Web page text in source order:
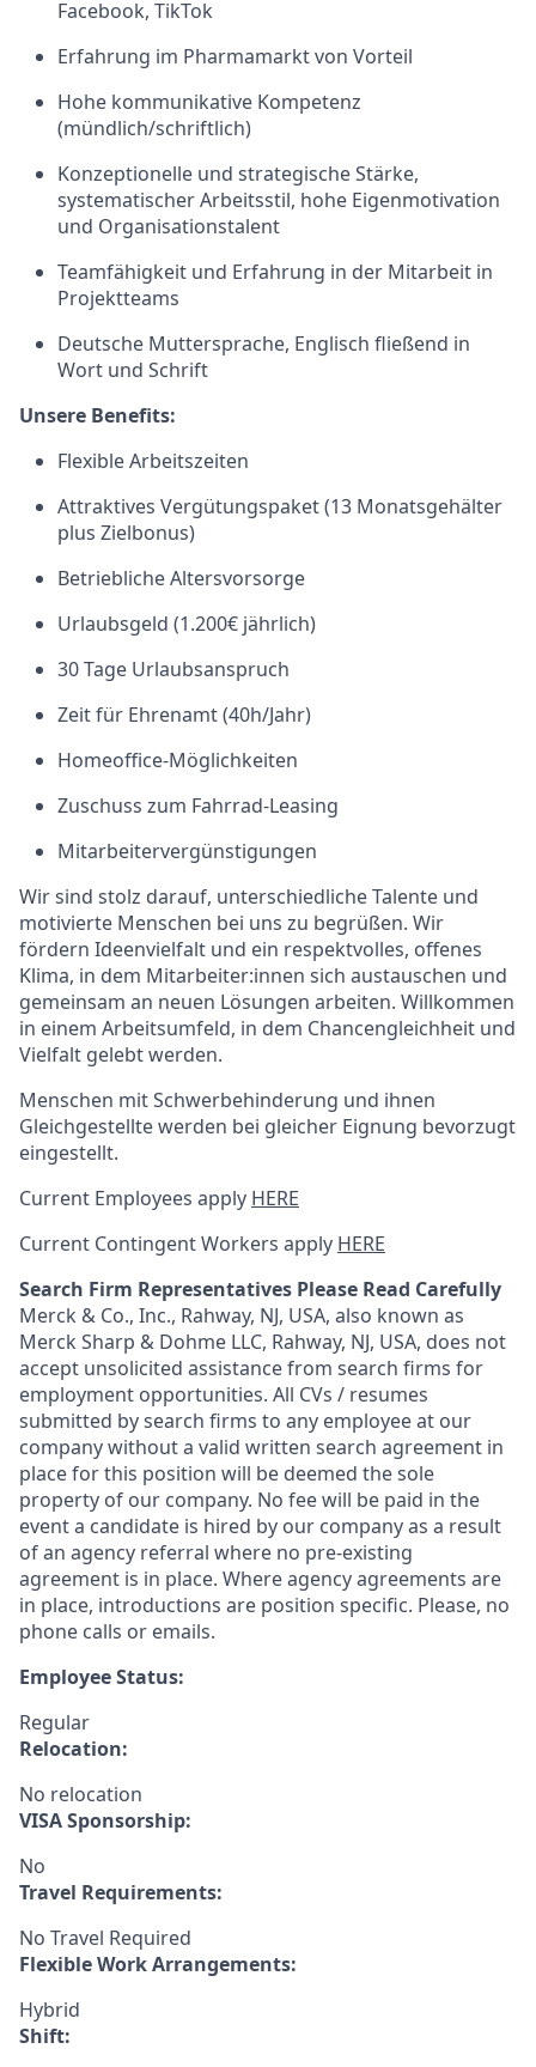
Facebook, TikTok
Erfahrung im Pharmamarkt von Vorteil
Hohe kommunikative Kompetenz
(mündlich/schriftlich)
Konzeptionelle und strategische Stärke,
systematischer Arbeitsstil, hohe Eigenmotivation
und Organisationstalent
Teamfähigkeit und Erfahrung in der Mitarbeit in
Projektteams
Deutsche Muttersprache, Englisch fließend in
Wort und Schrift
Unsere Benefits:
Flexible Arbeitszeiten
Attraktives Vergütungspaket (13 Monatsgehälter
plus Zielbonus)
Betriebliche Altersvorsorge
Urlaubsgeld (1.200€ jährlich)
30 Tage Urlaubsanspruch
Zeit für Ehrenamt (40h/Jahr)
Homeoffice-Möglichkeiten
Zuschuss zum Fahrrad-Leasing
Mitarbeitervergünstigungen
Wir sind stolz darauf, unterschiedliche Talente und
motivierte Menschen bei uns zu begrüßen. Wir
fördern Ideenvielfalt und ein respektvolles, offenes
Klima, in dem Mitarbeiter:innen sich austauschen und
gemeinsam an neuen Lösungen arbeiten. Willkommen
in einem Arbeitsumfeld, in dem Chancengleichheit und
Vielfalt gelebt werden.
Menschen mit Schwerbehinderung und ihnen
Gleichgestellte werden bei gleicher Eignung bevorzugt
eingestellt.
Current Employees apply HERE
Current Contingent Workers apply HERE
Search Firm Representatives Please Read Carefully
Merck & Co., Inc., Rahway, NJ, USA, also known as
Merck Sharp & Dohme LLC, Rahway, NJ, USA, does not
accept unsolicited assistance from search firms for
employment opportunities. All CVs / resumes
submitted by search firms to any employee at our
company without a valid written search agreement in
place for this position will be deemed the sole
property of our company. No fee will be paid in the
event a candidate is hired by our company as a result
of an agency referral where no pre-existing
agreement is in place. Where agency agreements are
in place, introductions are position specific. Please, no
phone calls or emails.
Employee Status:
Regular
Relocation:
No relocation
VISA Sponsorship:
No
Travel Requirements:
No Travel Required
Flexible Work Arrangements:
Hybrid
Shift: